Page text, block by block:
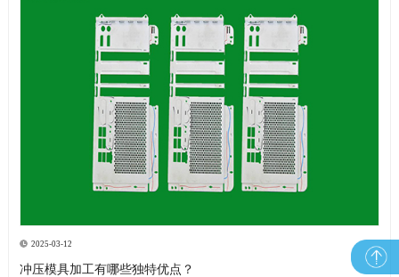
2025-03-12
冲压模具加工有哪些独特优点？